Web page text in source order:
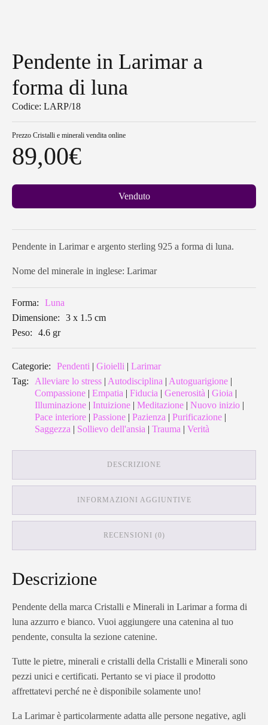
Pendente in Larimar a
forma di luna
Codice: LARP/18
Prezzo Cristalli e minerali vendita online
89,00€
Venduto
Pendente in Larimar e argento sterling 925 a forma di luna.
Nome del minerale in inglese: Larimar
Forma:
Luna
Dimensione:
3 x 1.5 cm
Peso:
4.6 gr
Categorie: Pendenti Gioielli
Larimar
Tag:
Alleviare lo stress Autodisciplina Autoguarigione
Compassione
Empatia Fiducia Generosità Gioia
Illuminazione
Intuizione Meditazione Nuovo inizio
Pace interiore
Passione Pazienza Purificazione
Saggezza
Sollievo dell'ansia Trauma Verità
DESCRIZIONE
INFORMAZIONI AGGIUNTIVE
RECENSIONI (0)
Descrizione
Pendente della marca Cristalli e Minerali in Larimar a forma di
luna azzurro e bianco. Vuoi aggiungere una catenina al tuo
pendente, consulta la sezione catenine.
Tutte le pietre, minerali e cristalli della Cristalli e Minerali sono
pezzi unici e certificati. Pertanto se vi piace il prodotto
affrettatevi perché ne è disponibile solamente uno!
La Larimar è particolarmente adatta alle persone negative, agli